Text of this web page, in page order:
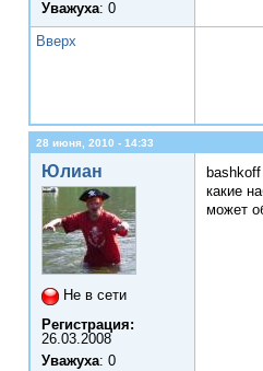
Уважуха: 0
Вверх
28 июня, 2010 - 14:33
Юлиан
Не в сети
Регистрация:
26.03.2008
Уважуха: 0
bashkoff
какие
может